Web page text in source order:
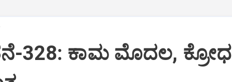
328: ಕಾಮ ಮೊದಲ, ಕ್ರೋಧ